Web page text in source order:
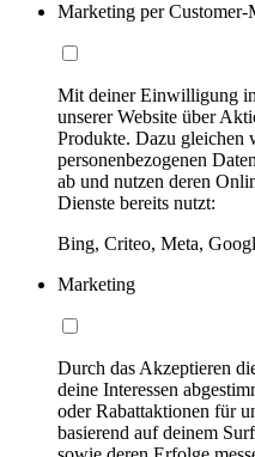
Marketing per Customer-
Mit deiner Einwilligung
unserer Website über
Produkte. Dazu gleichen
personenbezogenen
ab und nutzen deren
Dienste bereits nutzt:
Bing, Criteo, Meta,
Marketing
Durch das Akzeptieren
deine Interessen
oder Rabattaktionen für
basierend auf deinem